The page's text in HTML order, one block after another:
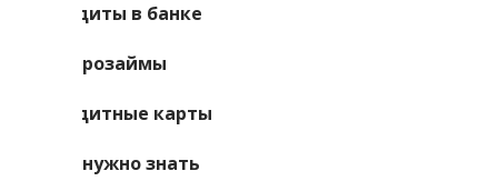
Кредиты в банке
Микрозаймы
Кредитные карты
Что нужно знать